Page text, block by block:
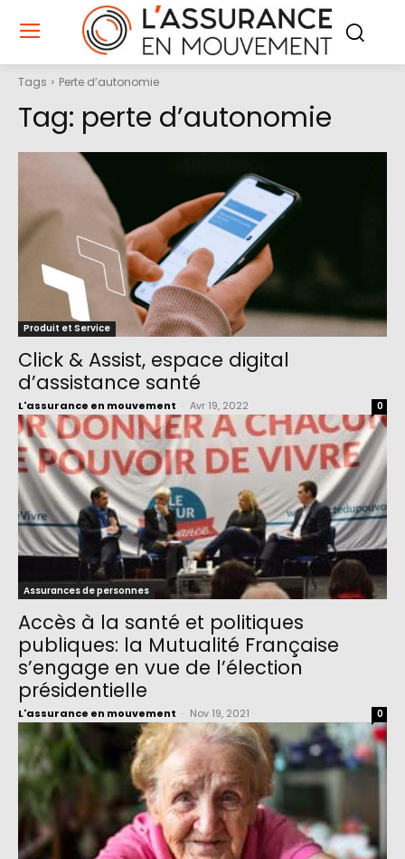
Tags Perte d’autonomie
Tag: perte d’autonomie
Produit et Service
Click & Assist, espace digital
d’assistance santé
L'assurance en mouvement Avr 19, 2022 0
Assurances de personnes
Accès à la santé et politiques
publiques: la Mutualité Française
s’engage en vue de l’élection
présidentielle
L'assurance en mouvement Nov 19, 2021 0